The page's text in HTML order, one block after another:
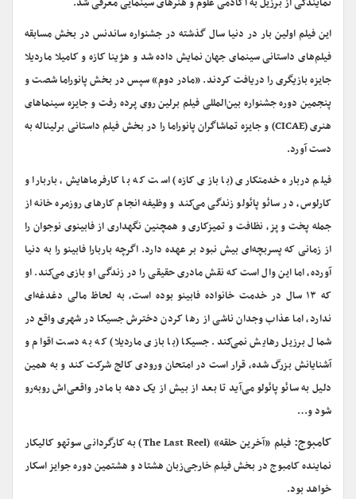
این فیلم اولین بار در دنیا سال گذشته در جشنواره ساندنس در بخش مسابقه
فیلم‌های داستانی سینمای جهان نمایش داده شد و هژینا کازه و کامیلا ماردیلا
جایزه بازیگری را دریافت کردند. «مادر دوم» سپس در بخش پانوراما شصت و
پنجمین دوره جشنواره بین‌المللی فیلم برلین روی پرده رفت و جایزه سینماهای
هنری (CICAE) و جایزه تماشاگران پانوراما را در بخش فیلم داستانی برلیناله به
دست آورد.
فیلم درباره خدمتکاری (با بازی کازه) است که با کارفرما‌هایش، باربارا و
کارلوس، در سائو پائولو زندگی می‌کند و وظیفه انجام کارهای روزمره خانه از
جمله پخت و پز، نظافت و تمیزکاری و همچنین نگهداری از فابینوی نوجوان را
از زمانی که پسربچه‌ای بیش نبود بر عهده دارد. اگرچه باربارا فابینو را به دنیا
آورده، اما این وال است که نقش مادری حقیقی را در زندگی او بازی می‌کند. او
که ۱۳ سال در خدمت خانواده فابینو بوده است، به لحاظ مالی دغدغه‌ای
ندارد، اما عذاب وجدان ناشی از‌‌ رها کردن دخترش جسیکا در شهری واقع در
شمال برزیل ر‌هایش نمی‌کند. جسیکا (با بازی ماردیلا) که به دست اقوام و
آشنایانش بزرگ شده، قرار است در امتحان ورودی کالج شرکت کند و به همین
دلیل به سائو پائولو می‌آید تا بعد از بیش از یک دهه با مادر واقعی‌اش رو‌به‌رو
شود و…
کامبوج:
فیلم «آخرین حلقه» (The Last Reel) به کارگردانی سوتهو کالیکار
نماینده کامبوج در بخش فیلم خارجی‌زبان هشتاد و هشتمین دوره جوایز اسکار
خواهد بود.